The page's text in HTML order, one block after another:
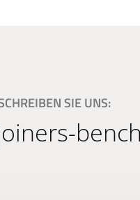
SIE UNS: